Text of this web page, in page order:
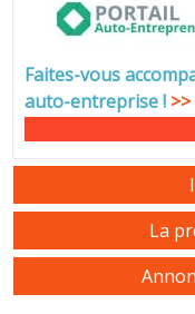
Faites-vous
auto-entreprise! >>
La